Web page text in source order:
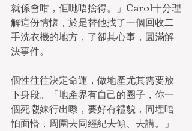
就係會咁，佢哋唔捨得。」Carol十分理
解這份情懷，於是替他找了一個回收二
手洗衣機的地方，了卻其心事，圓滿解
決事件。
個性往往決定命運，做地產尤其需要放
下身段。「地產界有自己的圈子，你一
個死𡃁妹行出嚟，要好有禮貌，同埋唔
怕面懵，周圍去同經紀去傾、去講。」